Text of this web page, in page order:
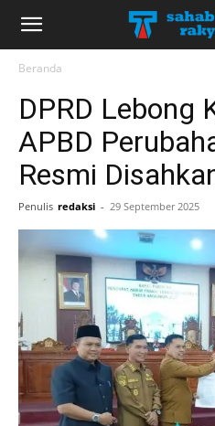
Beranda
DPRD Lebong
APBD
Resmi
Penulis redaksi - 29 September 2025